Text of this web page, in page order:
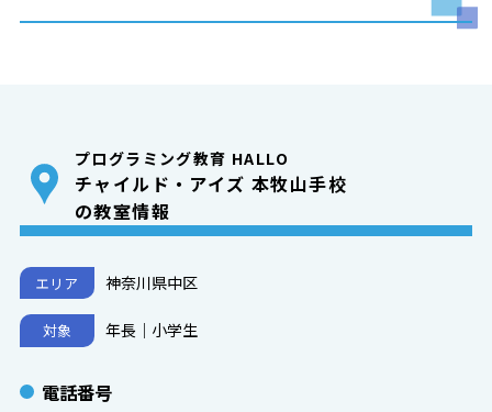
プログラミング教育 HALLO
チャイルド・アイズ 本牧山手校
の教室情報
エリア 神奈川県中区
対象 年長｜小学生
電話番号